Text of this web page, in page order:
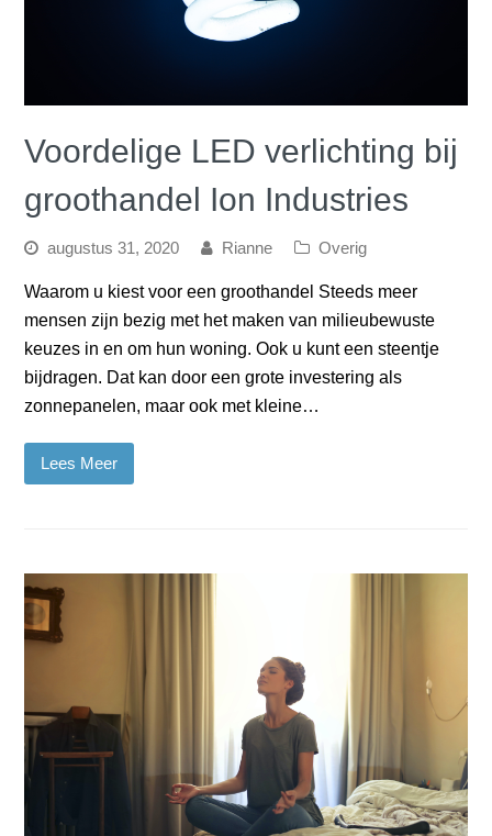
Voordelige LED verlichting bij
groothandel Ion Industries
augustus 31, 2020 Rianne Overig
Waarom u kiest voor een groothandel Steeds meer
mensen zijn bezig met het maken van milieubewuste
keuzes in en om hun woning. Ook u kunt een steentje
bijdragen. Dat kan door een grote investering als
zonnepanelen, maar ook met kleine…
Lees Meer